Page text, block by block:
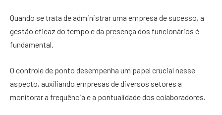
Quando se trata de administrar uma empresa de sucesso, a
gestão eficaz do tempo e da presença dos funcionários é
fundamental.
O controle de ponto desempenha um papel crucial nesse
aspecto, auxiliando empresas de diversos setores a
monitorar a frequência e a pontualidade dos colaboradores.